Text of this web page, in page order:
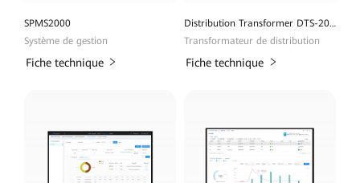
SPMS2000
Système de gestion
Fiche technique
Distribution Transformer DTS-200K-D0
Transformateur de distribution
Fiche technique